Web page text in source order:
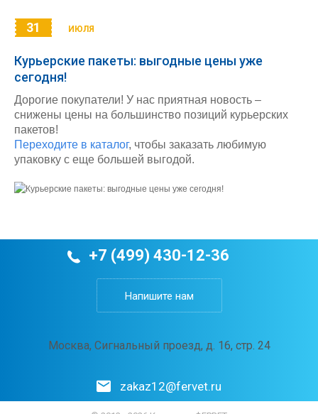
31 ИЮЛЯ
Курьерские пакеты: выгодные цены уже
сегодня!
Дорогие покупатели! У нас приятная новость –
снижены цены на большинство позиций курьерских
пакетов!
Переходите в каталог, чтобы заказать любимую
упаковку с еще большей выгодой.
+7 (499) 430-12-36
Напишите нам
Москва, Сигнальный проезд, д. 16, стр. 24
zakaz12@fervet.ru